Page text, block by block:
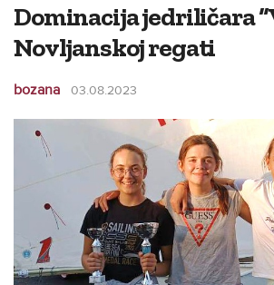
Dominacija jedriličara
Novljanskoj regati
bozana 03.08.2023